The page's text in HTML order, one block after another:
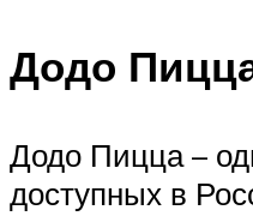
Додо
Додо Пицца –
доступных в